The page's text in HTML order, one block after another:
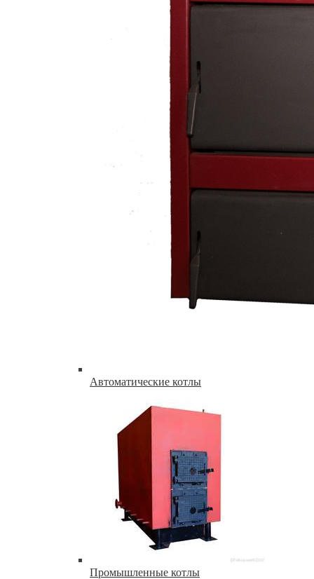
Автоматические котлы
Промышленные котлы